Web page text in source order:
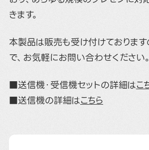
きます。
本製品は販売も受け付けておりま
で、お気軽にお問い合わせください。
■送信機・受信機セットの詳細はこ
■送信機の詳細はこちら